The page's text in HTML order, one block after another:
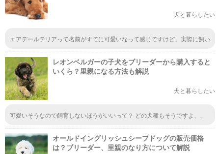
犬と暮らしたい
エアデールテリアって名前がすでに可愛いなって感じですけど、実際に飼い
際に飼ってから生まれた疑問とかも相談しやすいのでいいんじゃないかな。
レオンベルガーの子犬をブリーダーから購入すると
いくら？里親になる方法も解説
犬と暮らしたい
可愛いそうなので飼育しないほうがいいって？ どの犬種もそうですよ、、
すか。 ほんとに動物好きなら飼うなんてしないわ
オールドイングリッシュシープドッグの販売価格
は？ブリーダー、里親のなり方について解説